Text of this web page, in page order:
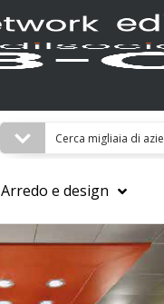
Arredo e design